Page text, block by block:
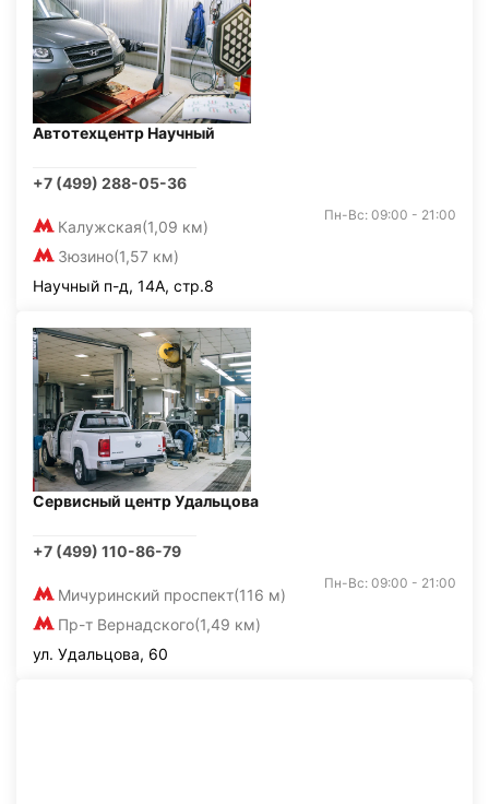
Автотехцентр Научный
+7 (499) 288-05-36
Калужская(1,09 км)
Зюзино(1,57 км)
Пн-Вс: 09:00 - 21:00
Научный п-д, 14А, стр.8
Сервисный центр Удальцова
+7 (499) 110-86-79
Мичуринский проспект(116 м)
Пр-т Вернадского(1,49 км)
Пн-Вс: 09:00 - 21:00
ул. Удальцова, 60